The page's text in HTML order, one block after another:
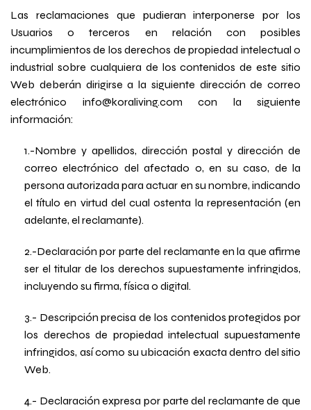
Las reclamaciones que pudieran interponerse por los
Usuarios o terceros en relación con posibles
incumplimientos de los derechos de propiedad intelectual o
industrial sobre cualquiera de los contenidos de este sitio
Web deberán dirigirse a la siguiente dirección de correo
electrónico info@koraliving.com con la siguiente
información:
1.-Nombre y apellidos, dirección postal y dirección de
correo electrónico del afectado o, en su caso, de la
persona autorizada para actuar en su nombre, indicando
el título en virtud del cual ostenta la representación (en
adelante, el reclamante).
2.-Declaración por parte del reclamante en la que afirme
ser el titular de los derechos supuestamente infringidos,
incluyendo su firma, física o digital.
3.- Descripción precisa de los contenidos protegidos por
los derechos de propiedad intelectual supuestamente
infringidos, así como su ubicación exacta dentro del sitio
Web.
4.- Declaración expresa por parte del reclamante de que